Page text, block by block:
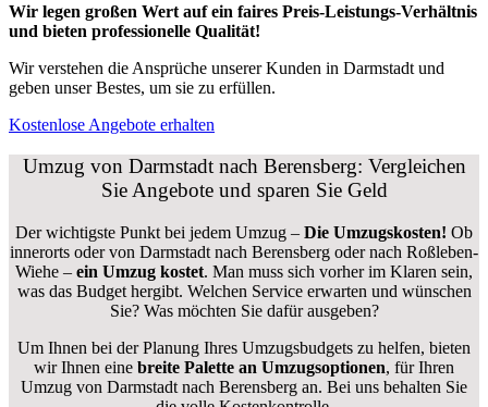
Wir legen großen Wert auf ein faires Preis-Leistungs-Verhältnis
und bieten professionelle Qualität!
Wir verstehen die Ansprüche unserer Kunden in Darmstadt und
geben unser Bestes, um sie zu erfüllen.
Kostenlose Angebote erhalten
Umzug von Darmstadt nach Berensberg: Vergleichen
Sie Angebote und sparen Sie Geld
Der wichtigste Punkt bei jedem Umzug – Die Umzugskosten! Ob
innerorts oder von Darmstadt nach Berensberg oder nach Roßleben-
Wiehe – ein Umzug kostet. Man muss sich vorher im Klaren sein,
was das Budget hergibt. Welchen Service erwarten und wünschen
Sie? Was möchten Sie dafür ausgeben?
Um Ihnen bei der Planung Ihres Umzugsbudgets zu helfen, bieten
wir Ihnen eine breite Palette an Umzugsoptionen, für Ihren
Umzug von Darmstadt nach Berensberg an. Bei uns behalten Sie